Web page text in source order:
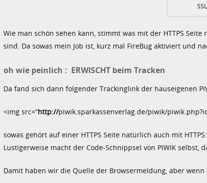
Wie man schön sehen kann, stimmt was mit der HTTPS
sind. Da sowas mein Job ist, kurz mal FireBug aktiviert und
oh wie peinlich : ERWISCHT beim Tracken
Da fand sich dann folgender Trackinglink der hauseigenen
<img src=“http://piwik.sparkassenverlag.de/piwik/
sowas gehört auf einer HTTPS Seite natürlich auch mit
Lustigerweise macht der Code-Schnippsel von PIWIK selbst,
Damit haben wir die Quelle der Browsermeldung, aber